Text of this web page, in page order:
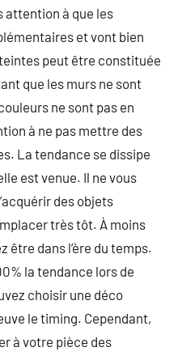
attention à que les
et vont bien
peut être constituée
que les murs ne sont
ne sont pas en
à ne pas mettre des
La tendance se dissipe
est venue. Il ne vous
des objets
très tôt. À moins
être dans l’ère du temps.
la tendance lors de
choisir une déco
le timing. Cependant,
à votre pièce des